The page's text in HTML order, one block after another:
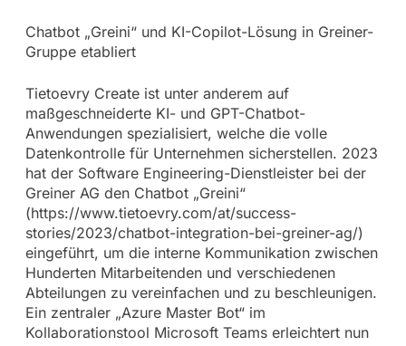
Chatbot „Greini“ und KI-Copilot-Lösung in Greiner-
Gruppe etabliert
Tietoevry Create ist unter anderem auf
maßgeschneiderte KI- und GPT-Chatbot-
Anwendungen spezialisiert, welche die volle
Datenkontrolle für Unternehmen sicherstellen. 2023
hat der Software Engineering-Dienstleister bei der
Greiner AG den Chatbot „Greini“
(https://www.tietoevry.com/at/success-
stories/2023/chatbot-integration-bei-greiner-ag/)
eingeführt, um die interne Kommunikation zwischen
Hunderten Mitarbeitenden und verschiedenen
Abteilungen zu vereinfachen und zu beschleunigen.
Ein zentraler „Azure Master Bot“ im
Kollaborationstool Microsoft Teams erleichtert nun